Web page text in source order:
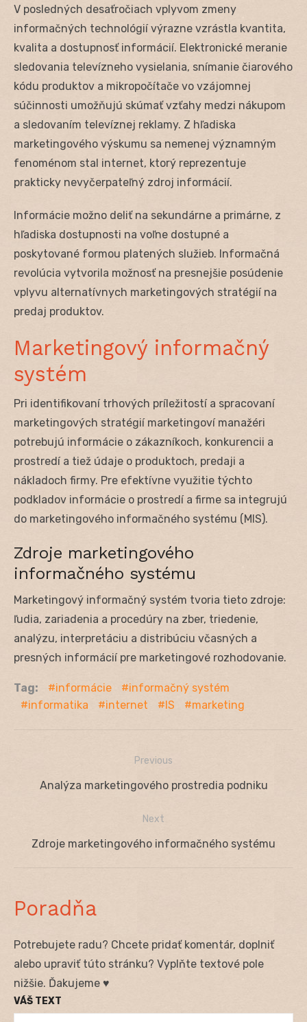
V posledných desaťročiach vplyvom zmeny
informačných technológií výrazne vzrástla kvantita,
kvalita a dostupnosť informácií. Elektronické meranie
sledovania televízneho vysielania, snímanie čiarového
kódu produktov a mikropočítače vo vzájomnej
súčinnosti umožňujú skúmať vzťahy medzi nákupom
a sledovaním televíznej reklamy. Z hľadiska
marketingového výskumu sa nemenej významným
fenoménom stal internet, ktorý reprezentuje
prakticky nevyčerpateľný zdroj informácií.
Informácie možno deliť na sekundárne a primárne, z
hľadiska dostupnosti na voľne dostupné a
poskytované formou platených služieb. Informačná
revolúcia vytvorila možnosť na presnejšie posúdenie
vplyvu alternatívnych marketingových stratégií na
predaj produktov.
Marketingový informačný
systém
Pri identifikovaní trhových príležitostí a spracovaní
marketingových stratégií marketingoví manažéri
potrebujú informácie o zákazníkoch, konkurencii a
prostredí a tiež údaje o produktoch, predaji a
nákladoch firmy. Pre efektívne využitie týchto
podkladov informácie o prostredí a firme sa integrujú
do marketingového informačného systému (MIS).
Zdroje marketingového
informačného systému
Marketingový informačný systém tvoria tieto zdroje:
ľudia, zariadenia a procedúry na zber, triedenie,
analýzu, interpretáciu a distribúciu včasných a
presných informácií pre marketingové rozhodovanie.
Tag: informácie
informačný systém
informatika
internet IS marketing
Navigácia
Previous
Previous
Analýza marketingového prostredia podniku
Next
Next
Zdroje marketingového informačného systému
Poradňa
Potrebujete radu? Chcete pridať komentár, doplniť
alebo upraviť túto stránku? Vyplňte textové pole
nižšie. Ďakujeme ♥
VÁŠ TEXT